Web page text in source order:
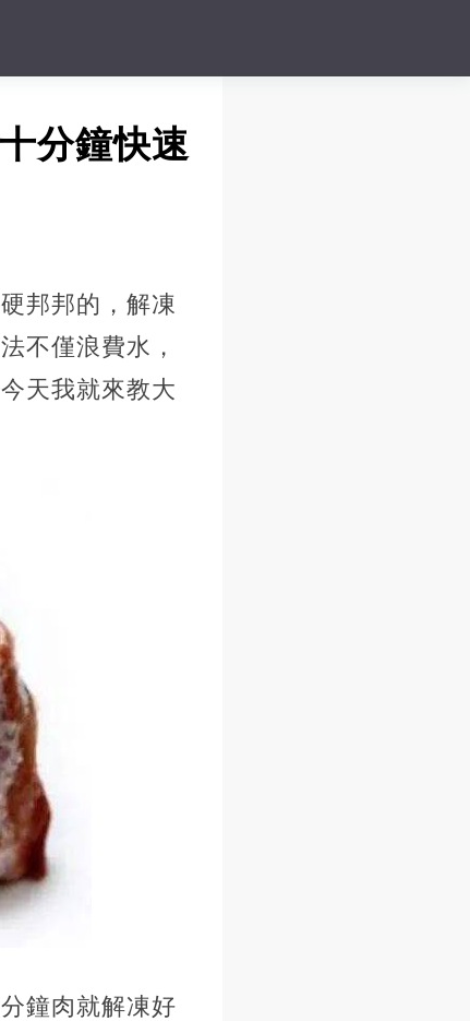
分鐘快速
邦邦的，解凍
不僅浪費水，
天我就來教大
鐘肉就解凍好